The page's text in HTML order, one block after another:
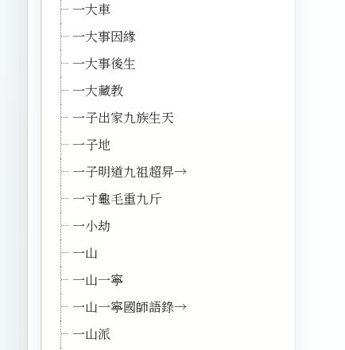
一大車
一大事因緣
一大事後生
一大藏教
一子出家九族生天
一子地
一子明道九祖超昇→
一寸龜毛重九斤
一小劫
一山
一山一寧
一山一寧國師語錄→
一山派